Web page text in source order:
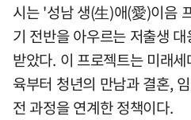
시는 '성남 생(生)애(愛)이음
기 전반을 아우르는 저출생
받았다. 이 프로젝트는 미래
육부터 청년의 만남과 결혼,
전 과정을 연계한 정책이다.